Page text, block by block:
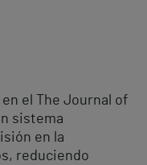
el The Journal of
sistema
en la
reduciendo